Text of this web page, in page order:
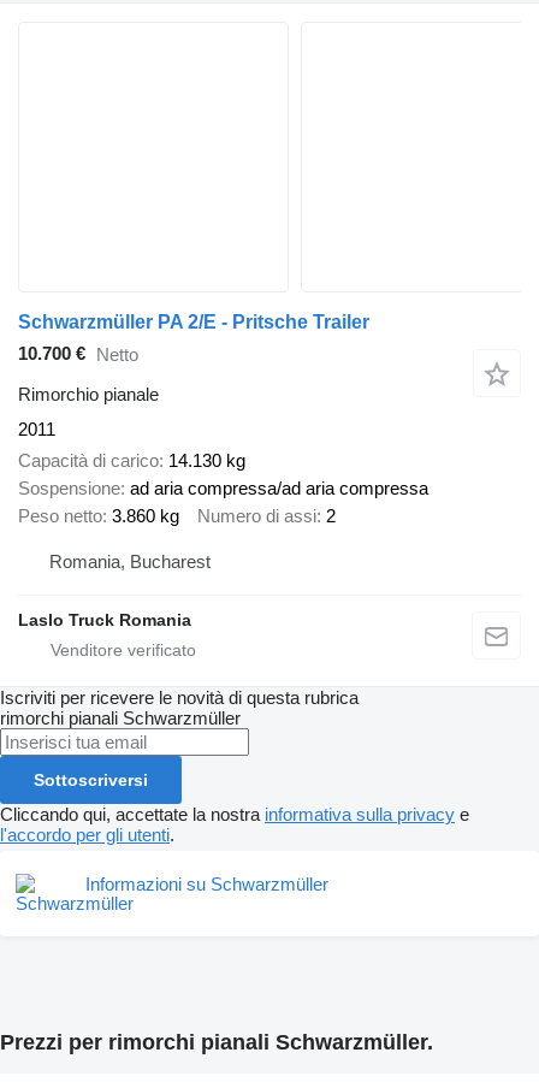
Schwarzmüller PA 2/E - Pritsche Trailer
10.700 € Netto
Rimorchio pianale
2011
Capacità di carico 14.130 kg
Sospensione ad aria compressa/ad aria compressa
Peso netto 3.860 kg Numero di assi 2
Romania, Bucharest
Laslo Truck Romania
Iscriviti per ricevere le novità di questa rubrica
rimorchi pianali Schwarzmüller
Sottoscriversi
Cliccando qui, accettate la nostra informativa sulla privacy e
l'accordo per gli utenti.
Informazioni su Schwarzmüller
Prezzi per rimorchi pianali Schwarzmüller.